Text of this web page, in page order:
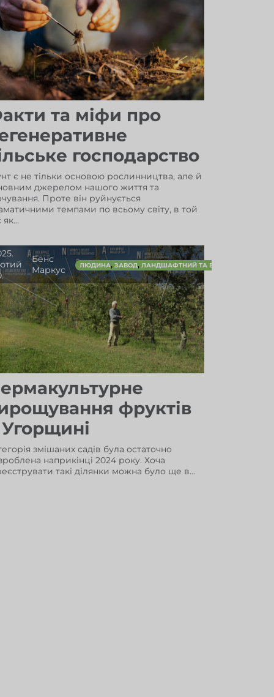
та міфи про
господарство
є не тільки основою рослинництва, але й
джерелом нашого життя та
Проте він руйнується
темпами по всьому світу, в той
як...
, ТАЛАДЖ
Бенс
Маркус
ЛЮДИНА, ЗАВОД, ЛАНДШАФТНИЙ ТА ВОДНИЙ
фруктів
змішаних садів була остаточно
наприкінці 2024 року. Хоча
такі ділянки можна було ще в...